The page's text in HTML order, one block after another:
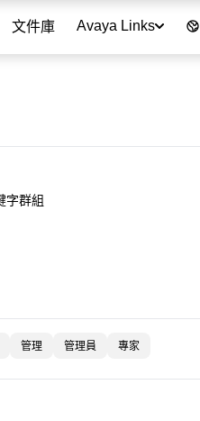
文件庫 Avaya Links
字群組
管理 管理員 專家